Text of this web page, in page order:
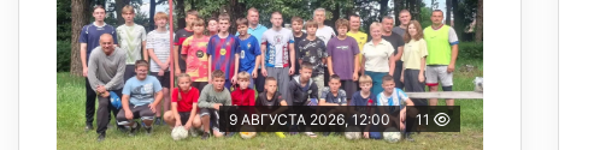
9 АВГУСТА 2026, 12:00 11